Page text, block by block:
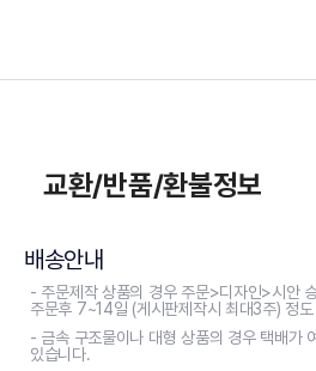
교환/반품/환불정보
배송안내
- 주문제작 상품의 경우 주문>디자인>시안
주문후 7~14일 (게시판제작시 최대3주) 정
- 금속 구조물이나 대형 상품의 경우 택배가
있습니다.